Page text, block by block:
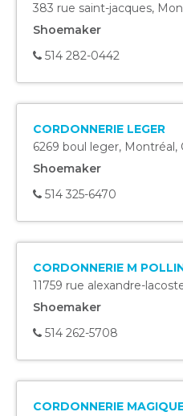
383 rue saint-jacques,
Shoemaker
514 282-0442
CORDONNERIE LEGER
6269 boul leger, Montréal,
Shoemaker
514 325-6470
CORDONNERIE M
11759 rue alexandre-
Shoemaker
514 262-5708
CORDONNERIE